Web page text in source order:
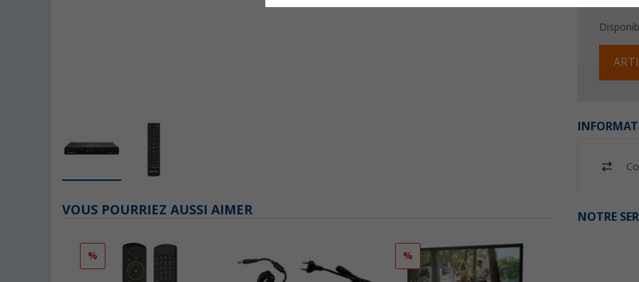
NOTRE
VOUS POURRIEZ AUSSI AIMER
% %